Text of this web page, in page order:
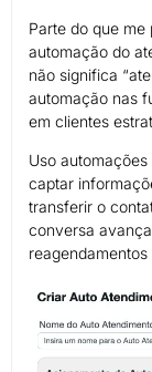
Parte do que
automação do
não significa
automação nas
em clientes
Uso
captar
transferir o
conversa